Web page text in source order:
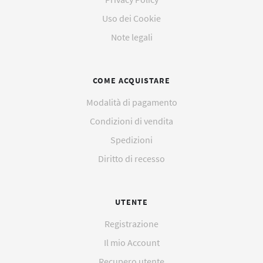
NMT Mechano Sensors ricambi originali
Ricambi Siemens Monitor SC o Draeger Affinity e altri
sensori e cavi di estensione per la rilevazione saturazione
Uso dei Cookie
Note legali
COME ACQUISTARE
Modalità di pagamento
Condizioni di vendita
Spedizioni
Diritto di recesso
UTENTE
Registrazione
Il mio Account